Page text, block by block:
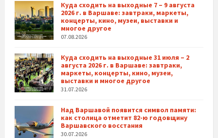
Куда сходить на выходные 7 – 9 августа
2026 г. в Варшаве: завтраки, маркеты,
концерты, кино, музеи, выставки и
многое другое
07.08.2026
Куда сходить на выходные 31 июля – 2
августа 2026 г. в Варшаве: завтраки,
маркеты, концерты, кино, музеи,
выставки и многое другое
31.07.2026
Над Варшавой появится символ памяти:
как столица отметит 82-ю годовщину
Варшавского восстания
30.07.2026